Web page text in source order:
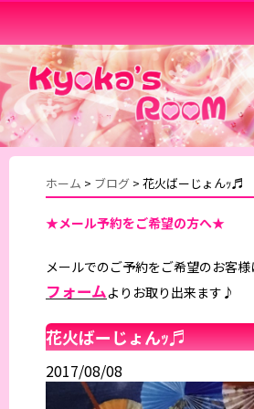
ホーム > ブログ > 花火ばーじょんｯ♬
★メール予約をご希望の方へ★
メールでのご予約をご希望のお客
フォームよりお取り出来ます♪
花火ばーじょんｯ♬
2017/08/08